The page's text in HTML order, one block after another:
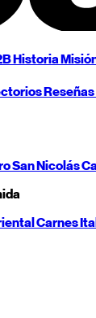
Historia
Reseñas
San Nicolás
Carnes